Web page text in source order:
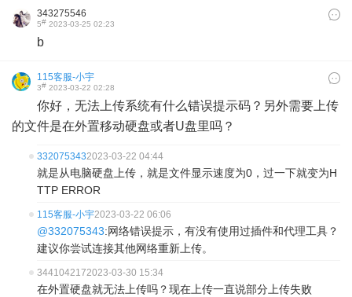
343275546
5# 2023-03-25 02:23
b
115客服-小宇
3# 2023-03-22 02:28
你好，无法上传系统有什么错误提示码？另外需要上传
的文件是在外置移动硬盘或者U盘里吗？
3320753432023-03-22 04:44
就是从电脑硬盘上传，就是文件显示速度为0，过一下就变为H
TTP ERROR
115客服-小宇2023-03-22 06:06
@332075343:网络错误提示，有没有使用过插件和代理工具？
建议你尝试连接其他网络重新上传。
3441042172023-03-30 15:34
在外置硬盘就无法上传吗？现在上传一直说部分上传失败